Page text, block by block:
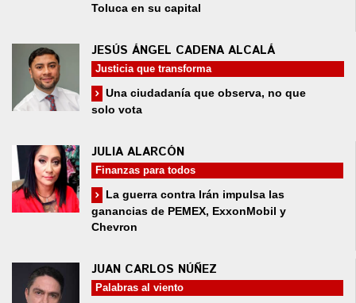
Toluca en su capital
JESÚS ÁNGEL CADENA ALCALÁ
Justicia que transforma
Una ciudadanía que observa, no que
solo vota
JULIA ALARCÓN
Finanzas para todos
La guerra contra Irán impulsa las
ganancias de PEMEX, ExxonMobil y
Chevron
JUAN CARLOS NÚÑEZ
Palabras al viento